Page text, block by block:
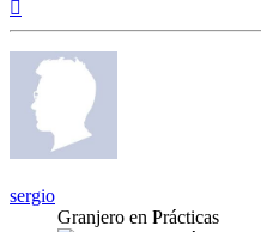
sergio
Granjero en Prácticas